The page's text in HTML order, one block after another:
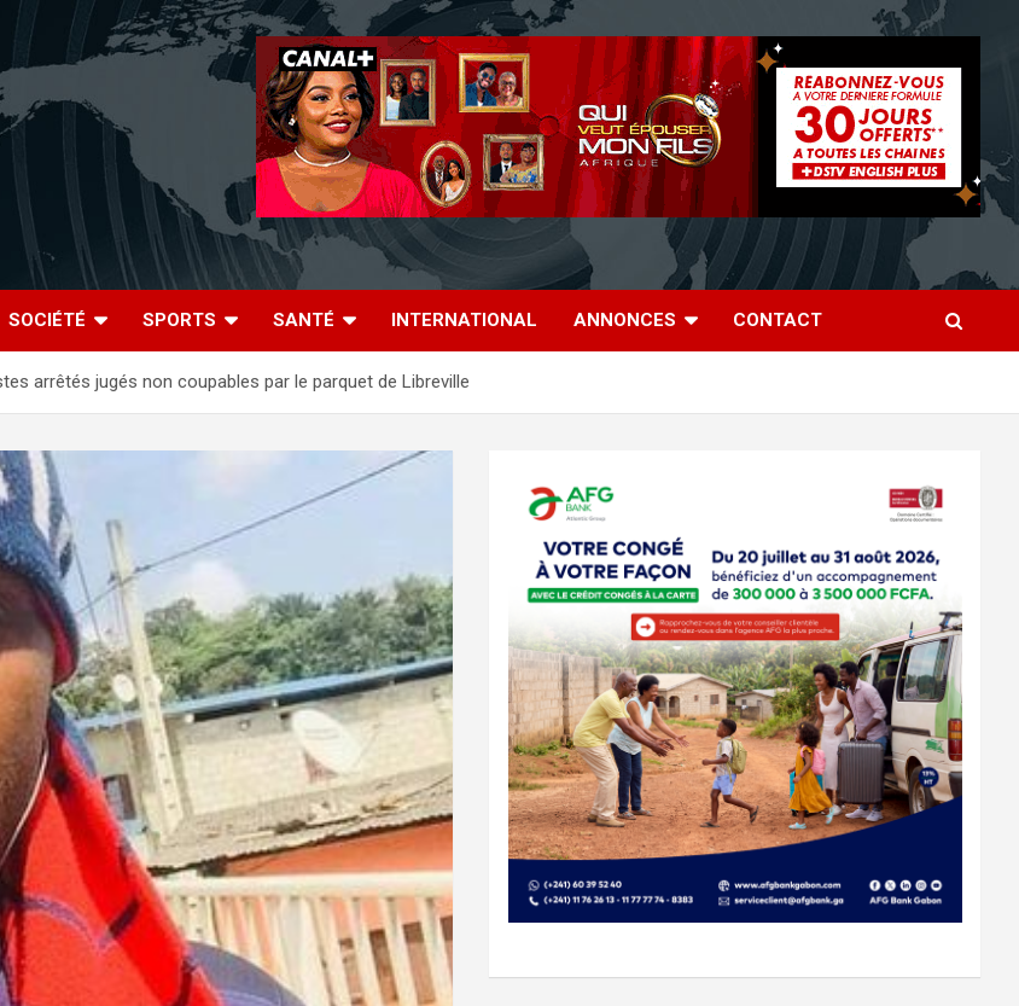
SOCIÉTÉ SPORTS SANTÉ INTERNATIONAL ANNONCES CONTACT
arrêtés jugés non coupables par le parquet de Libreville